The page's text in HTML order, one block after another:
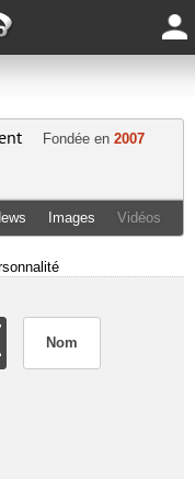
Fondée en 2007
Images Vidéos
Nom